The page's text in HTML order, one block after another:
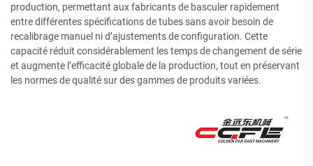
production, permettant aux fabricants de basculer rapidement
entre différentes spécifications de tubes sans avoir besoin de
recalibrage manuel ni d’ajustements de configuration. Cette
capacité réduit considérablement les temps de changement de série
et augmente l’efficacité globale de la production, tout en préservant
les normes de qualité sur des gammes de produits variées.